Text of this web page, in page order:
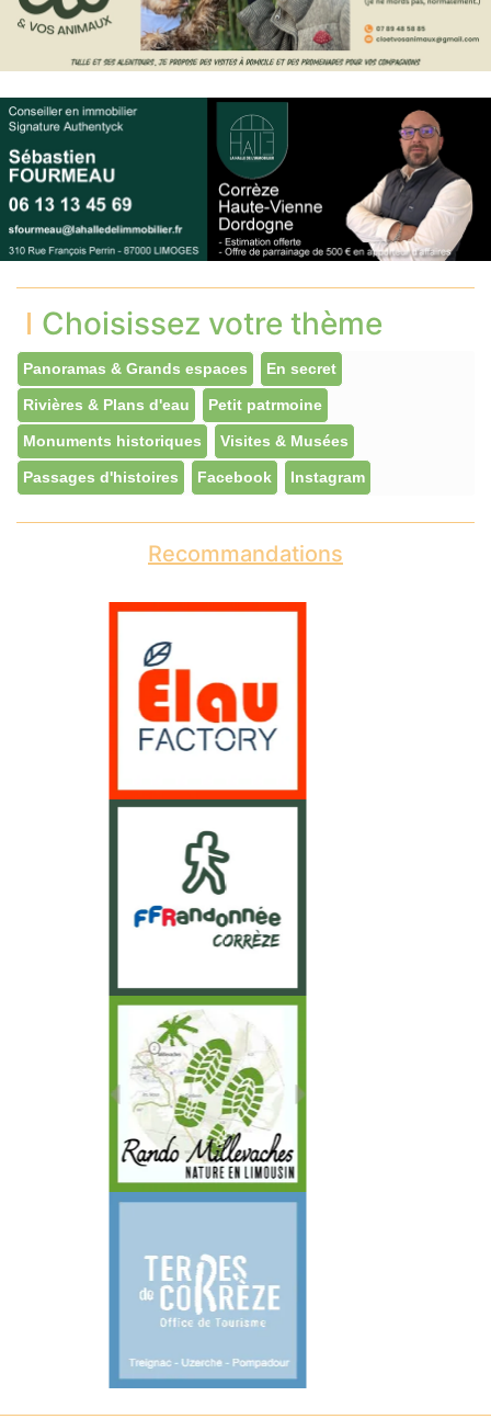
Choisissez votre thème
Panoramas & Grands espaces En secret
Rivières & Plans d'eau Petit patrmoine
Monuments historiques Visites & Musées
Passages d'histoires Facebook Instagram
Recommandations